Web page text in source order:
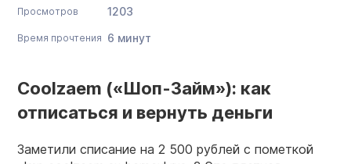
Просмотров 1203
Время прочтения 6 минут
Coolzaem («Шоп-Займ»): как
отписаться и вернуть деньги
Заметили списание на 2 500 рублей с пометкой